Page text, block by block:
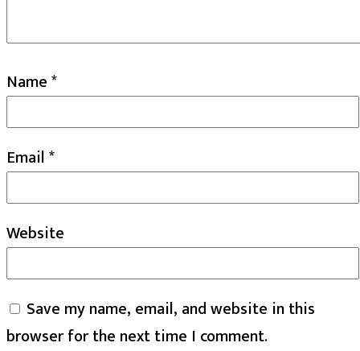
Name*
Email*
Website
Save my name, email, and website in this
browser for the next time I comment.